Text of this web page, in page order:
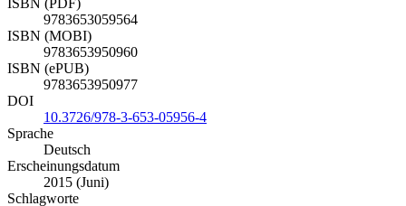
ISBN (PDF)
9783653059564
ISBN (MOBI)
9783653950960
ISBN (ePUB)
9783653950977
DOI
10.3726/978-3-653-05956-4
Sprache
Deutsch
Erscheinungsdatum
2015 (Juni)
Schlagworte